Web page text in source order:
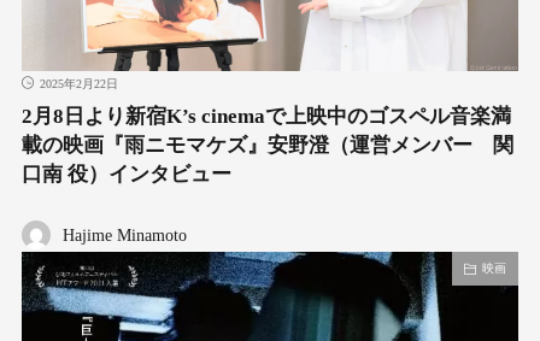
2025年2月22日
2月8日より新宿K’s cinemaで上映中のゴスペル音楽満
載の映画『雨ニモマケズ』安野澄（運営メンバー 関
口南 役）インタビュー
Hajime Minamoto
映画